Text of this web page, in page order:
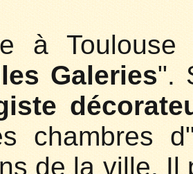
à
Galeries".
chambres
de la ville. Il